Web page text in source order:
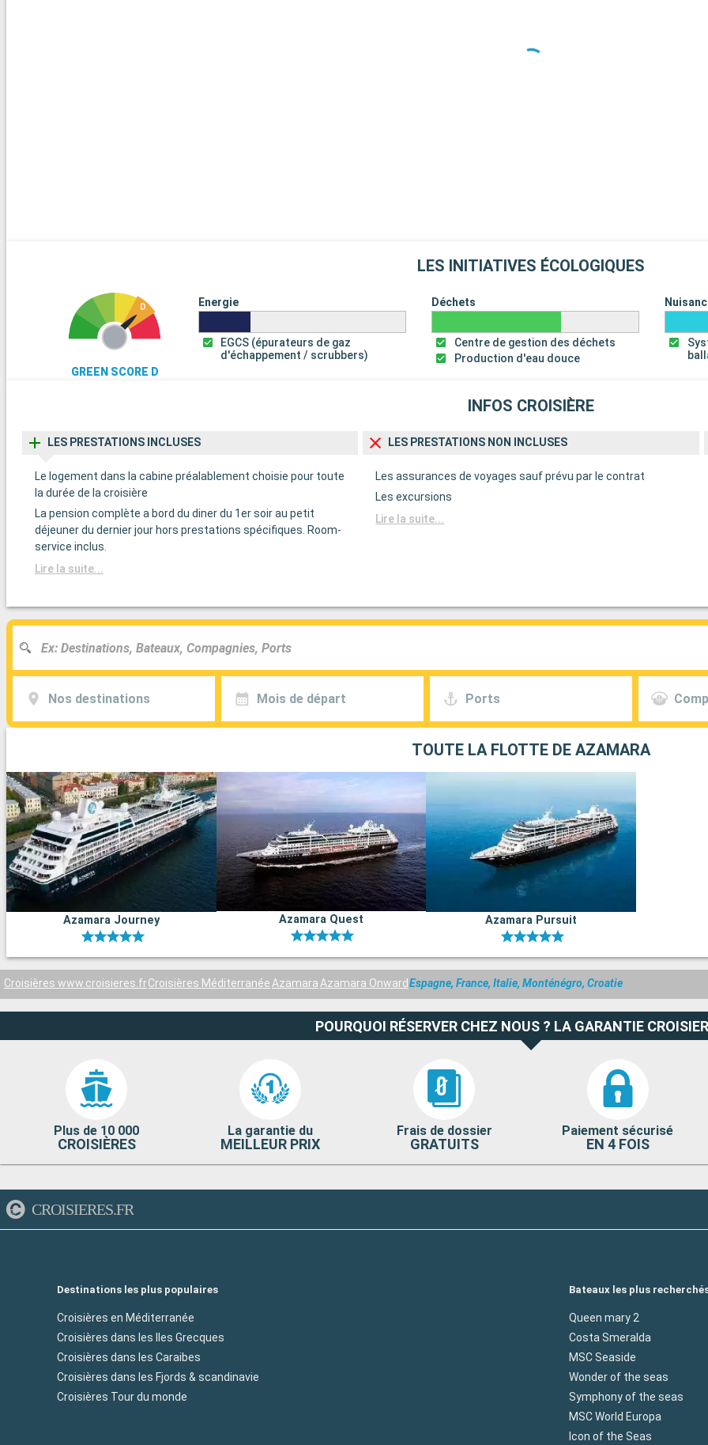
LES INITIATIVES ÉCOLOGIQUES
GREEN SCORE D
Energie
EGCS (épurateurs de gaz
d'échappement / scrubbers)
Déchets
Centre de gestion des déchets
Production d'eau douce
INFOS CROISIÈRE
LES PRESTATIONS INCLUSES
Le logement dans la cabine préalablement choisie pour toute
la durée de la croisière
La pension complète a bord du diner du 1er soir au petit
déjeuner du dernier jour hors prestations spécifiques. Room-
service inclus.
Lire la suite...
LES PRESTATIONS NON INCLUSES
Les assurances de voyages sauf prévu par le contrat
Les excursions
Lire la suite...
Nos destinations Mois de départ Ports
TOUTE LA FLOTTE DE AZAMARA
Azamara Journey Azamara Quest Azamara Pursuit
Croisières www.croisieres.frCroisières Méditerranée Azamara Azamara OnwardEspagne, France, Italie, Monténégro, Croatie
POURQUOI RÉSERVER CHEZ NOUS ? LA GARANTIE
Plus de 10 000
CROISIÈRES
La garantie du
MEILLEUR PRIX
Frais de dossier
GRATUITS
Paiement sécurisé
EN 4 FOIS
CROISIERES.FR
Destinations les plus populaires
Croisières en Méditerranée
Croisières dans les Iles Grecques
Croisières dans les Caraibes
Croisières dans les Fjords & scandinavie
Croisières Tour du monde
Bateaux les plus
Queen mary 2
Costa Smeralda
MSC Seaside
Wonder of the seas
Symphony of the seas
MSC World Europa
Icon of the Seas